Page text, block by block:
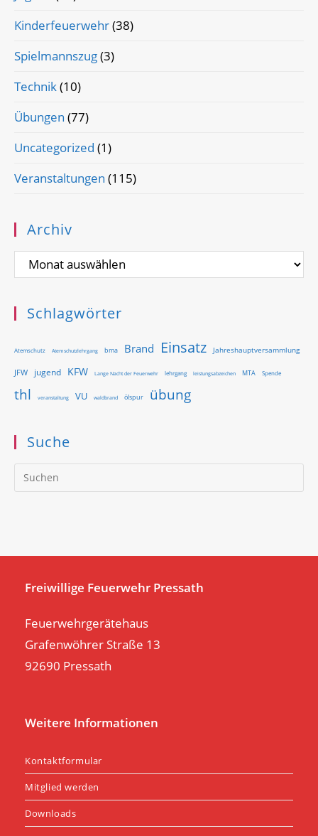
Kinderfeuerwehr(38)
Spielmannszug(3)
Technik(10)
Übungen (77)
Uncategorized (1)
Veranstaltungen (115)
Archiv
Archiv
Schlagwörter
Atemschutz Atemschutzlehrgang bma Brand Einsatz Jahreshauptversammlung
JFW jugend KFW Lange Nacht der Feuerwehr lehrgang leistungsabzeichen MTA Spende
thl veranstaltung VU waldbrand ölspur übung
Suche
Freiwillige Feuerwehr Pressath
Feuerwehrgerätehaus
Grafenwöhrer Straße 13
92690 Pressath
Weitere Informationen
Kontaktformular
Mitglied werden
Downloads